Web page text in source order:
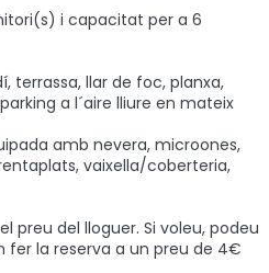
i capacitat per a 6
terrassa, llar de foc, planxa,
a l´aire lliure en mateix
amb nevera, microones,
vaixella/coberteria,
preu del lloguer. Si voleu, podeu
fer la reserva a un preu de 4€